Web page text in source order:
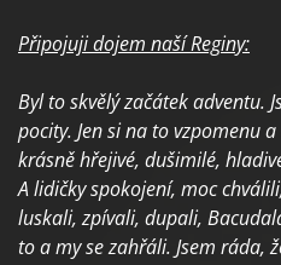
Připojuji dojem naší Reginy:
Byl to skvělý začátek adventu.
pocity. Jen si na to vzpomenu
krásně hřejivé, dušimilé,
A lidičky spokojení, moc
luskali, zpívali, dupali,
to a my se zahřáli. Jsem ráda,